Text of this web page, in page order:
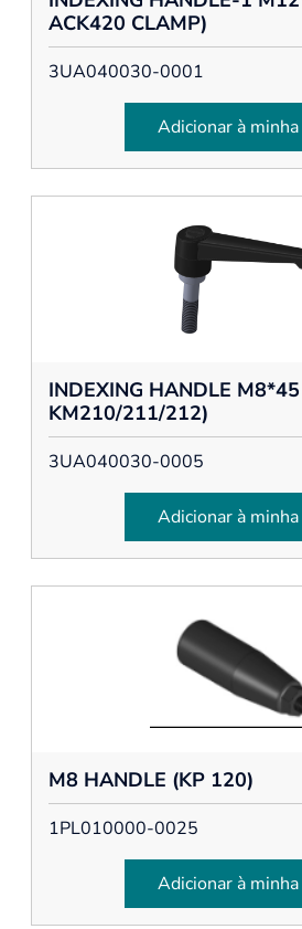
ACK420 CLAMP)
3UA040030-0001
Adicionar à
INDEXING HANDLE
KM210/211/212)
3UA040030-0005
Adicionar à
M8 HANDLE (KP 120)
1PL010000-0025
Adicionar à